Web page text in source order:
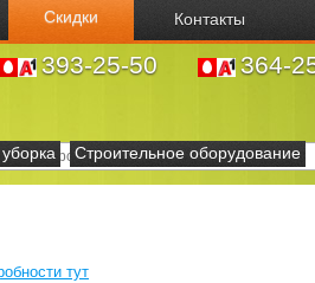
Скидки Контакты
393-25-50 364-
Строительное оборудование
тут